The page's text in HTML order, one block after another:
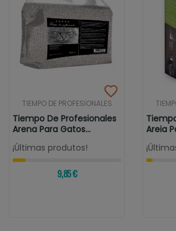
TIEMPO DE PROFESIONALES
Tiempo De Profesionales
Arena Para Gatos
Aglomerante...
¡Últimas produtos!
9,85 €
Areia